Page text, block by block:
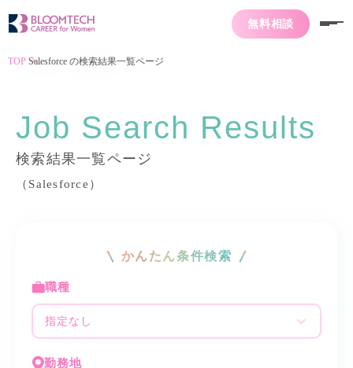
無料相談
TOP Salesforce の検索結果一覧ページ
Job Search Results
検索結果一覧ページ
（Salesforce）
かんたん条件検索
職種
指定なし
勤務地